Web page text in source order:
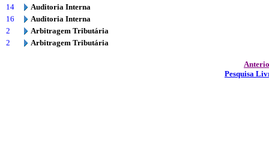
14
Auditoria Interna
16
Auditoria Interna
2
Arbitragem Tributária
2
Arbitragem Tributária
Pesquisa